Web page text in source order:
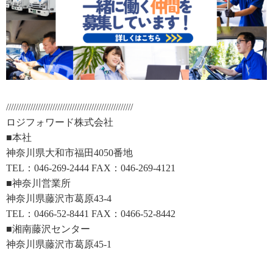
////////////////////////////////////////////////////
ロジフォワード株式会社
■本社
神奈川県大和市福田4050番地
TEL：046-269-2444 FAX：046-269-4121
■神奈川営業所
神奈川県藤沢市葛原43-4
TEL：0466-52-8441 FAX：0466-52-8442
■湘南藤沢センター
神奈川県藤沢市葛原45-1